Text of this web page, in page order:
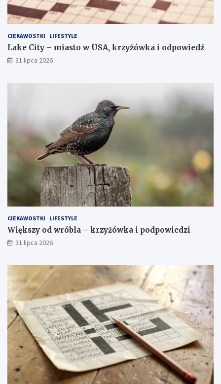
CIEKAWOSTKI LIFESTYLE
Lake City – miasto w USA, krzyżówka i odpowiedź
31 lipca 2026
CIEKAWOSTKI LIFESTYLE
Większy od wróbla – krzyżówka i podpowiedzi
31 lipca 2026